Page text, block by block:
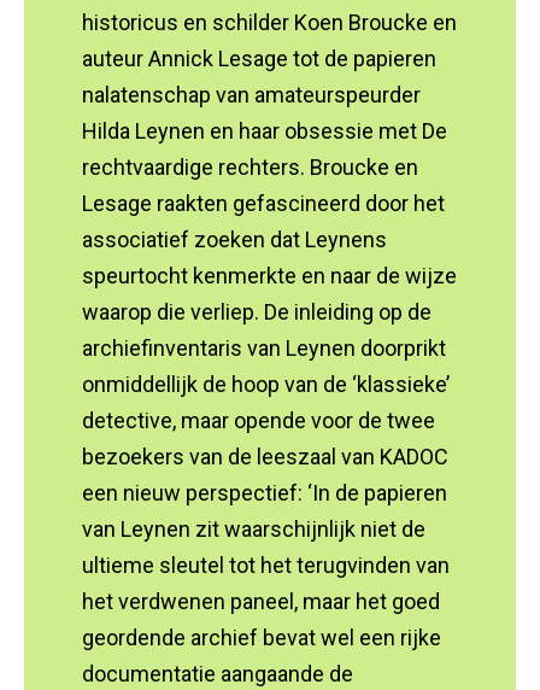
historicus en schilder Koen Broucke en
auteur Annick Lesage tot de papieren
nalatenschap van amateurspeurder
Hilda Leynen en haar obsessie met De
rechtvaardige rechters. Broucke en
Lesage raakten gefascineerd door het
associatief zoeken dat Leynens
speurtocht kenmerkte en naar de wijze
waarop die verliep. De inleiding op de
archiefinventaris van Leynen doorprikt
onmiddellijk de hoop van de ‘klassieke’
detective, maar opende voor de twee
bezoekers van de leeszaal van KADOC
een nieuw perspectief: ‘In de papieren
van Leynen zit waarschijnlijk niet de
ultieme sleutel tot het terugvinden van
het verdwenen paneel, maar het goed
geordende archief bevat wel een rijke
documentatie aangaande de